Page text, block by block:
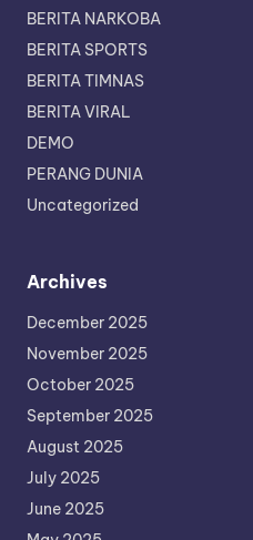
BERITA NARKOBA
BERITA SPORTS
BERITA TIMNAS
BERITA VIRAL
DEMO
PERANG DUNIA
Uncategorized
Archives
December 2025
November 2025
October 2025
September 2025
August 2025
July 2025
June 2025